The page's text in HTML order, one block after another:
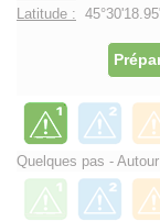
Latitude :
Quelques pas -